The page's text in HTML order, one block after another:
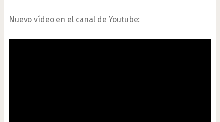
Nuevo vídeo en el canal de Youtube: